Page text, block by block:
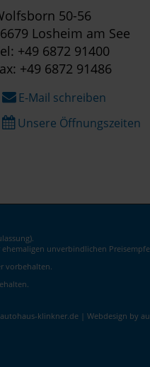
50-56
Losheim am See
+49 6872 91400
+49 6872 91486
E-Mail schreiben
Unsere Öffnungszeiten
unverbindlichen
vorbehalten.
klinkner.de | Webdesign by